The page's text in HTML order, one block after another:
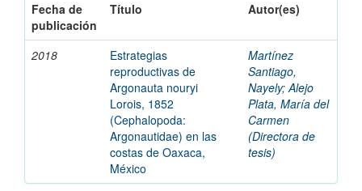
Fecha de
publicación
Título Autor(es)
2018
Estrategias
reproductivas de
Argonauta nouryi
Lorois, 1852
(Cephalopoda:
Argonautidae) en las
costas de Oaxaca,
México
Martínez
Santiago,
Nayely;Alejo
Plata, María del
Carmen
(Directora de
tesis)